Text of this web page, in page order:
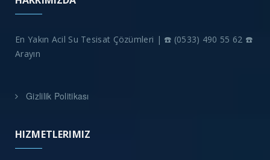
En Yakın Acil Su Tesisat Çözümleri | ☎️ (0533) 490 55 62 ☎️
Arayın
Gizlilik Politikası
HIZMETLERIMIZ